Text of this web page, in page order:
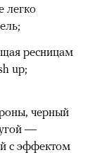
легко
ресницам
up;
черный
—
с эффектом